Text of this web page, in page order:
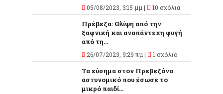
05/08/2023, 3:15 μμ | 10 σχόλια
Πρέβεζα: Θλίψη από την
ξαφνική και αναπάντεχη φυγή
από τη...
26/07/2023, 9:29 πμ | 1 σχόλιο
Τα εύσημα στον Πρεβεζάνο
αστυνομικό που έσωσε το
μικρό παιδί...